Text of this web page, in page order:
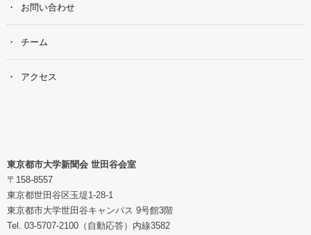
お問い合わせ
チーム
アクセス
東京都市大学新聞会 世田谷会室
〒158-8557
東京都世田谷区玉堤1-28-1
東京都市大学世田谷キャンパス 9号館3階
Tel. 03-5707-2100（自動応答）内線3582